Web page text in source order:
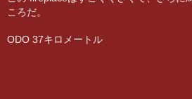
ころだ。
ODO 37キロメートル